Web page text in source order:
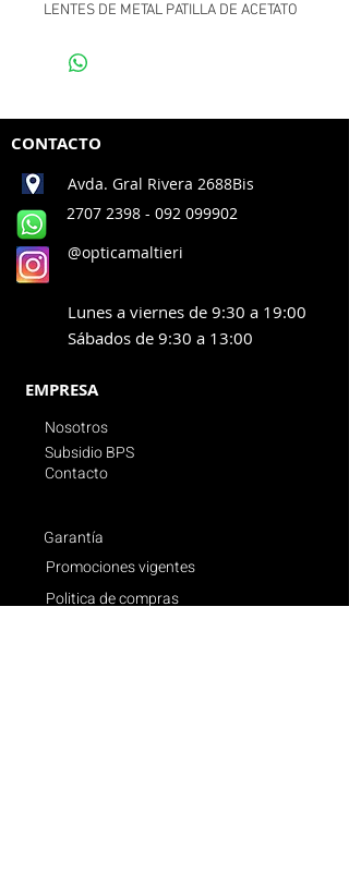
LENTES DE METAL PATILLA DE ACETATO
CONTACTO
Avda. Gral Rivera 2688Bis
2707 2398 - 092 099902
@opticamaltieri
Lunes a viernes de 9:30 a 19:00
Sábados de 9:30 a 13:00
EMPRESA
Nosotros
Subsidio BPS
Contacto
Garantía
Promociones vigentes
Politica de compras